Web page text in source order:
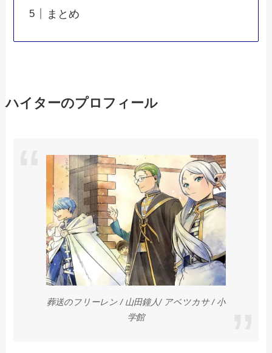
まとめ
ハイターのプロフィール
葬送のフリーレン / 山田鐘人/ アベツカサ / 小
学館